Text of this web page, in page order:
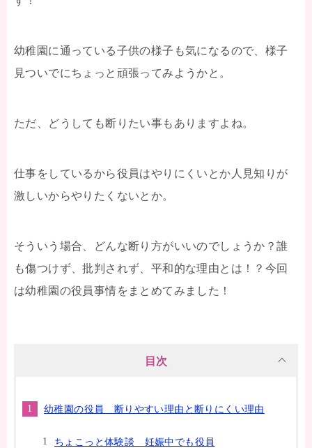
幼稚園に通っている子供の様子も気になるので、様子
見ついでにちょっと頑張ってみようかと。
ただ、どうしても断りたい事もありますよね。
仕事をしているから役員はやりにくいとか人見知りが
激しいからやりたくないとか。
そういう場合、どんな断り方がいいのでしょうか？誰
も傷つけず、批判されず、平和的な理由とは！？今回
は幼稚園の役員事情をまとめてみました！
目次
幼稚園の役員 断りやすい理由と断りにくい理由
ちょこっと体験談 妊娠中でも役員